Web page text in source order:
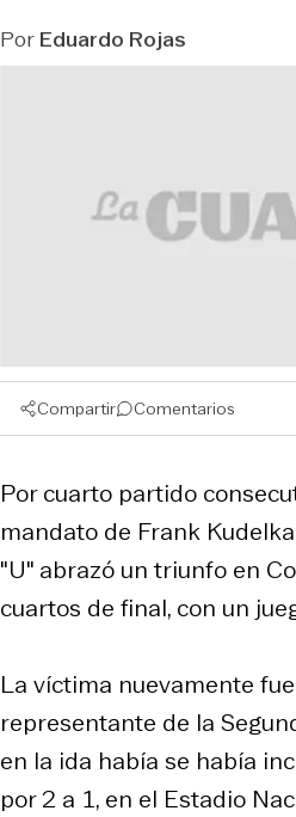
PorEduardo Rojas
Compartir Comentarios
Por cuarto partido
mandato de Frank
"U" abrazó un triunfo en
cuartos de final, con un
La víctima nuevamente
representante de la
en la ida había se había
por 2 a 1, en el Estadio